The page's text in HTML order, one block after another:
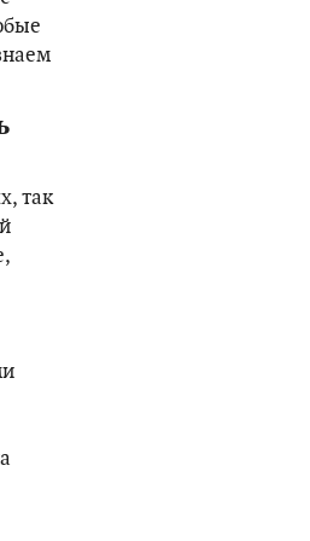
так